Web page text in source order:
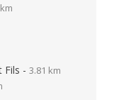
Fils - 3.81 km